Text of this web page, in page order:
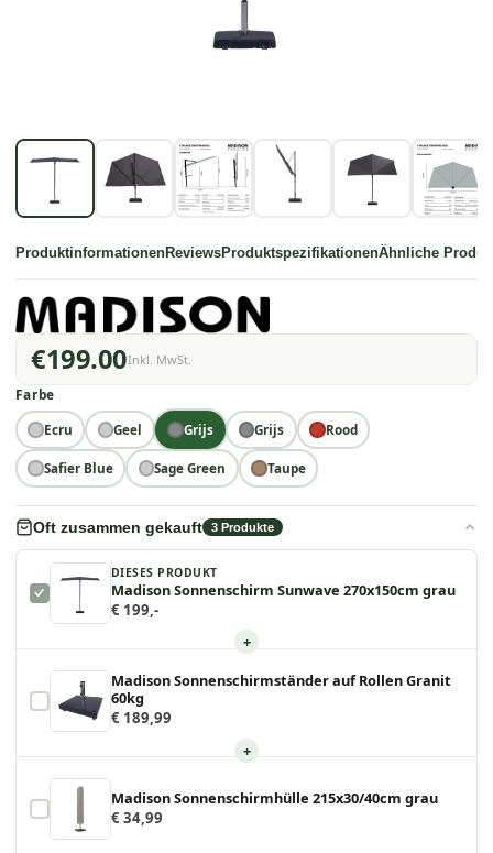
ProduktinformationenReviewsProduktspezifikationenÄhnliche
€199.00Inkl. MwSt.
Farbe
Ecru Geel Grijs Grijs Rood
Safier Blue Sage Green Taupe
Oft zusammen gekauft 3 Produkte
DIESES PRODUKT
Madison Sonnenschirm Sunwave 270x150cm grau
€ 199,-
+
Madison Sonnenschirmständer auf Rollen Granit
60kg
€ 189,99
+
Madison Sonnenschirmhülle 215x30/40cm grau
€ 34,99